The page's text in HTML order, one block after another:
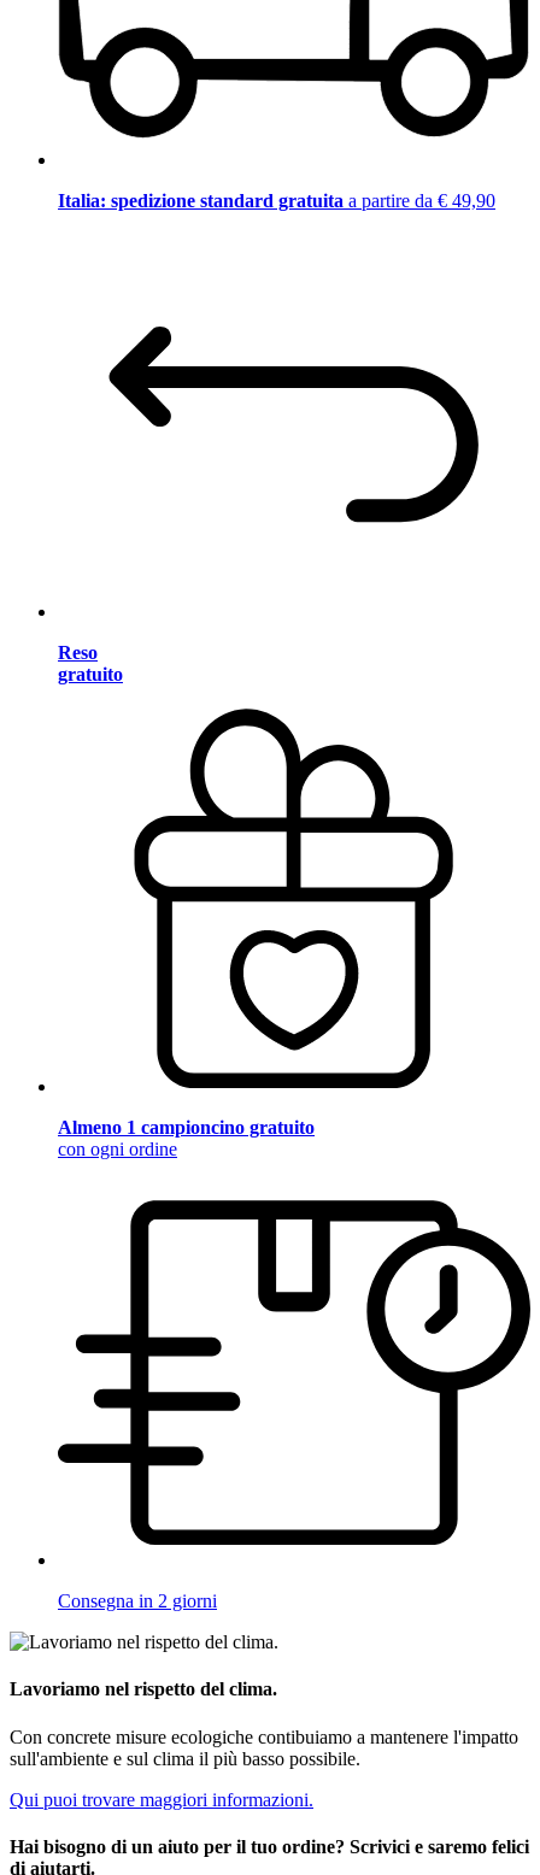
Italia: spedizione standard gratuita a partire da € 49,90
Reso
gratuito
Almeno 1 campioncino gratuito
con ogni ordine
Consegna in 2 giorni
Lavoriamo nel rispetto del clima.
Con concrete misure ecologiche contibuiamo a mantenere l'impatto
sull'ambiente e sul clima il più basso possibile.
Qui puoi trovare maggiori informazioni.
Hai bisogno di un aiuto per il tuo ordine? Scrivici e saremo felici
di aiutarti.